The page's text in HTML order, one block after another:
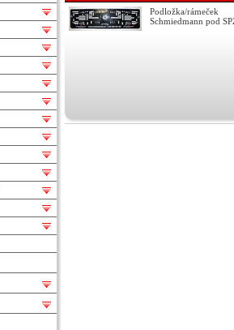
Podložka/rámeček
Schmiedmann pod